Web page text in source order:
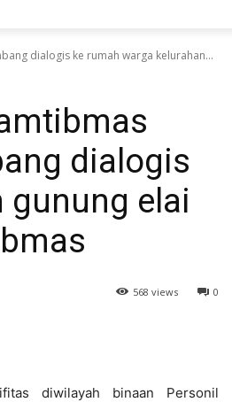
dialogis ke rumah warga kelurahan...
dialogis
gunung elai
0
568 views
diwilayah binaan Personil